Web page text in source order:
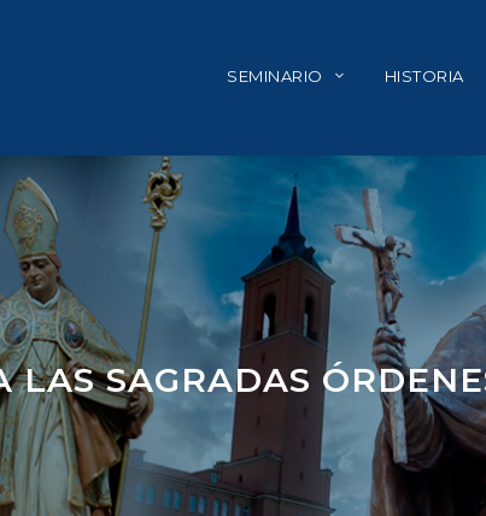
SEMINARIO HISTORIA
SAGRADAS